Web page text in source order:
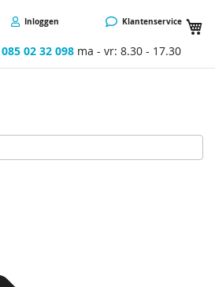
Inloggen Klantenservice
085 02 32 098 ma - vr: 8.30 - 17.30